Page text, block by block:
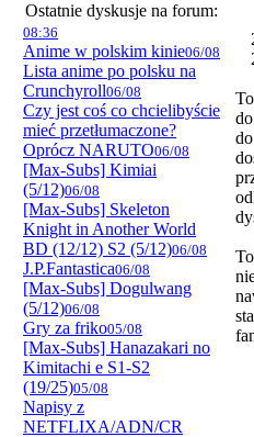
Ostatnie dyskusje na forum:
08:36
Anime w polskim kinie06/08
Lista anime po polsku na
Crunchyroll06/08
Czy jest coś co chcielibyście
mieć przetłumaczone?
Oprócz NARUTO06/08
[Max-Subs] Kimiai
(5/12)06/08
[Max-Subs] Skeleton
Knight in Another World
BD (12/12) S2 (5/12)06/08
J.P.Fantastica06/08
[Max-Subs] Dogulwang
(5/12)06/08
Gry za friko05/08
[Max-Subs] Hanazakari no
Kimitachi e S1-S2
(19/25)05/08
Napisy z
NETFLIXA/ADN/CR